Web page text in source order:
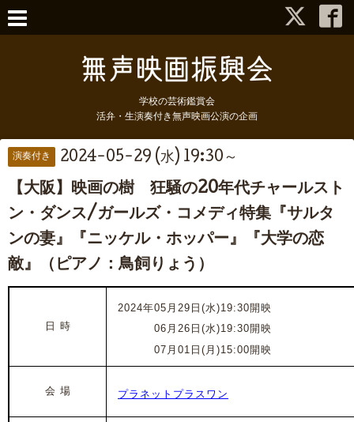
学校の芸術鑑賞会
活弁・生演奏付き無声映画公演の企画
演奏付き 2024-05-29 (水) 19:30～
【大阪】映画の樹 狂騒の20年代チャールスト
ン・ダンス/ガールズ・コメディ特集『サルタ
ンの妻』『ニッケル・ホッパー』『大学の恋
敵』（ピアノ：鳥飼りょう）
日 時
2024年05月29日(水)19:30開映
06月26日(水)19:30開映
07月01日(月)15:00開映
会 場 プラネットプラスワン